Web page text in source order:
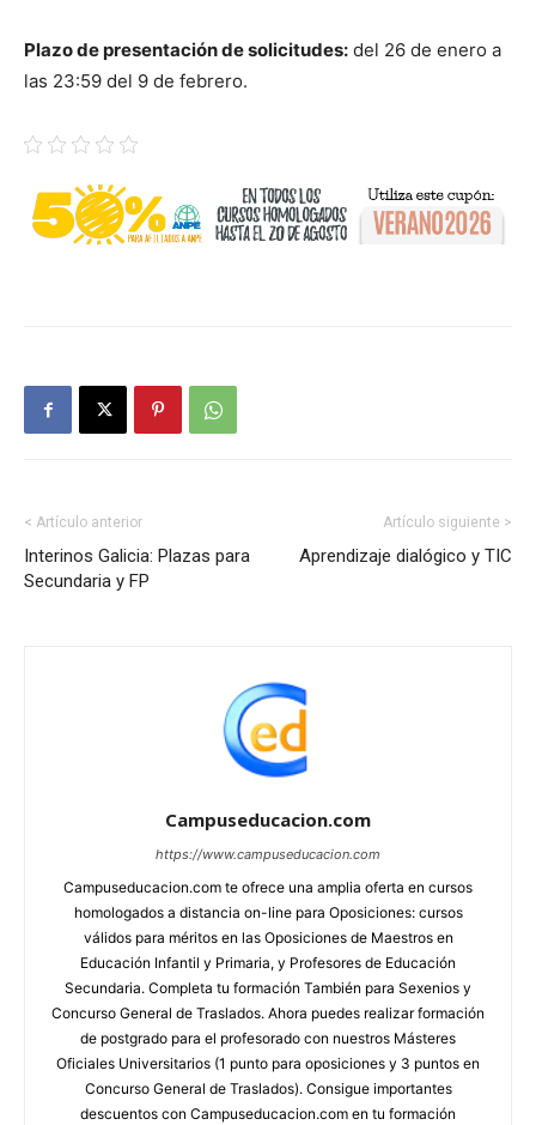
Plazo de presentación de solicitudes: del 26 de enero a
las 23:59 del 9 de febrero.
< Artículo anterior
Interinos Galicia: Plazas para
Secundaria y FP
Artículo siguiente >
Aprendizaje dialógico y TIC
Campuseducacion.com
https://www.campuseducacion.com
Campuseducacion.com te ofrece una amplia oferta en cursos
homologados a distancia on-line para Oposiciones: cursos
válidos para méritos en las Oposiciones de Maestros en
Educación Infantil y Primaria, y Profesores de Educación
Secundaria. Completa tu formación También para Sexenios y
Concurso General de Traslados. Ahora puedes realizar formación
de postgrado para el profesorado con nuestros Másteres
Oficiales Universitarios (1 punto para oposiciones y 3 puntos en
Concurso General de Traslados). Consigue importantes
descuentos con Campuseducacion.com en tu formación